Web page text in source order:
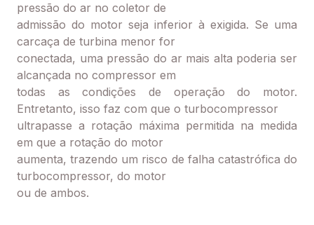
pressão do ar no coletor de
admissão do motor seja inferior à exigida. Se uma
carcaça de turbina menor for
conectada, uma pressão do ar mais alta poderia ser
alcançada no compressor em
todas as condições de operação do motor.
Entretanto, isso faz com que o turbocompressor
ultrapasse a rotação máxima permitida na medida
em que a rotação do motor
aumenta, trazendo um risco de falha catastrófica do
turbocompressor, do motor
ou de ambos.